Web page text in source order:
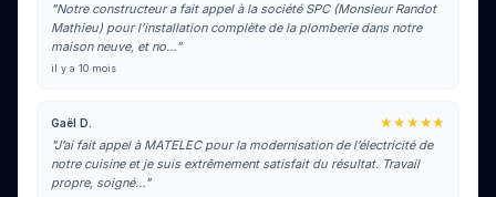
"Notre constructeur a fait appel à la société SPC (Monsieur Randot
Mathieu) pour l’installation complète de la plomberie dans notre
maison neuve, et no…"
il y a 10 mois
Gaël D.
★★★★★
"J’ai fait appel à MATELEC pour la modernisation de l’électricité de
notre cuisine et je suis extrêmement satisfait du résultat. Travail
propre, soigné…"